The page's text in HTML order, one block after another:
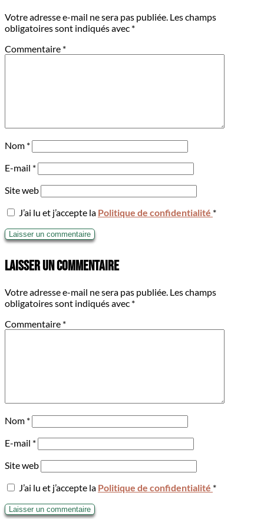
Votre adresse e-mail ne sera pas publiée. Les champs
obligatoires sont indiqués avec *
Commentaire *
Nom *
E-mail *
Site web
J’ai lu et j’accepte la Politique de confidentialité *
Laisser un commentaire
Votre adresse e-mail ne sera pas publiée. Les champs
obligatoires sont indiqués avec *
Commentaire *
Nom *
E-mail *
Site web
J’ai lu et j’accepte la Politique de confidentialité *